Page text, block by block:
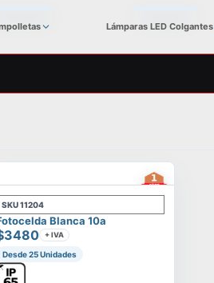
Lámparas LED Colgantes
SKU11204
Blanca 10a
+ IVA
Desde 25 Unidades